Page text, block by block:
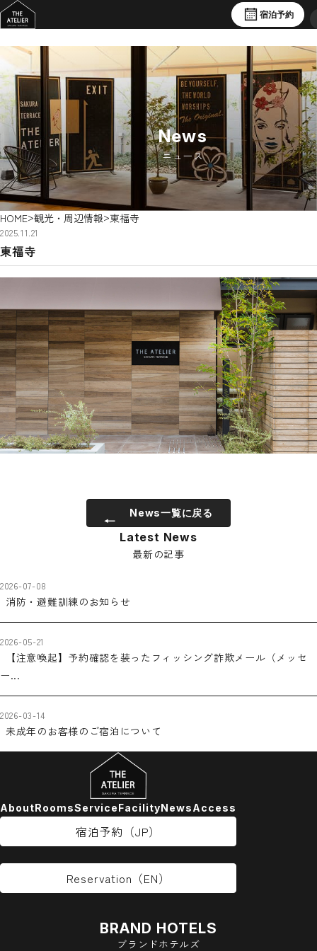
宿泊予約
News
ニュース
HOME>観光・周辺情報>東福寺
2025.11.21
東福寺
News一覧に戻る
Latest News
最新の記事
2026-07-08
消防・避難訓練のお知らせ
2026-05-21
【注意喚起】予約確認を装ったフィッシング詐欺メール（メッセ
ー...
2026-03-14
未成年のお客様のご宿泊について
AboutRoomsServiceFacilityNewsAccess
宿泊予約（JP）
Reservation（EN）
BRAND HOTELS
ブランドホテルズ